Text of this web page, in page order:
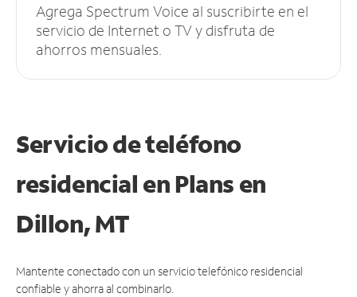
Agrega Spectrum Voice al suscribirte en el
servicio de Internet o TV y disfruta de
ahorros mensuales.
Servicio de teléfono
residencial en Plans en
Dillon, MT
Mantente conectado con un servicio telefónico residencial
confiable y ahorra al combinarlo.